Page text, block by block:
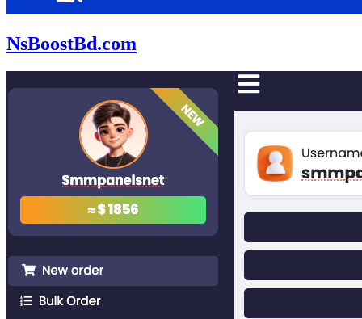
NsBoostBd.com